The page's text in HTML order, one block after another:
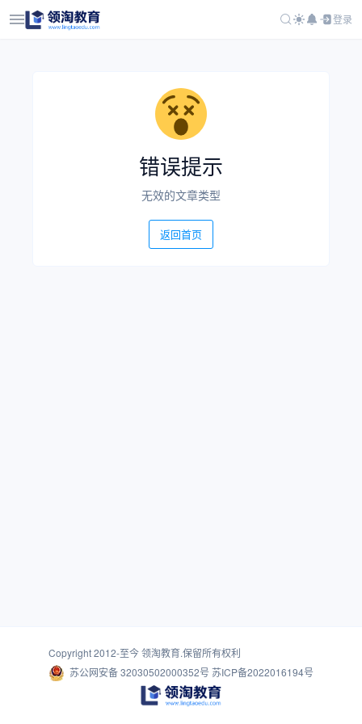
登录
错误提示
无效的文章类型
返回首页
Copyright 2012-至今领淘教育.保留所有权利
苏公网安备 32030502000352号 苏ICP备2022016194号